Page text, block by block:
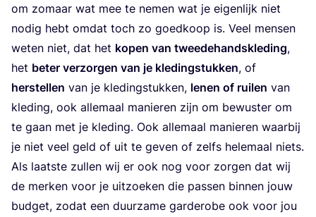
om zomaar wat mee te nemen wat je eigen­lijk niet
nodig hebt omdat toch zo goed­koop is. Veel men­sen
weten niet, dat het kopen van twee­de­hands­kle­ding,
het beter ver­zor­gen van je kle­ding­stuk­ken, of
her­stel­len van je kle­ding­stuk­ken, lenen of rui­len van
kle­ding, ook alle­maal manie­ren zijn om bewus­ter om
te gaan met je kle­ding. Ook alle­maal manie­ren waar­bij
je niet veel geld of uit te geven of zelfs hele­maal niets.
Als laat­ste zul­len wij er ook nog voor zor­gen dat wij
de mer­ken voor je uit­zoe­ken die pas­sen bin­nen jouw
bud­get, zodat een duur­za­me gar­de­ro­be ook voor jou